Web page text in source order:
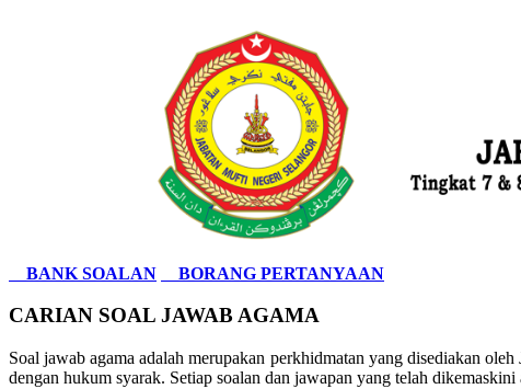
BANK SOALAN BORANG PERTANYAAN
CARIAN SOAL JAWAB AGAMA
Soal jawab agama adalah merupakan perkhidmatan yang disediakan
dengan hukum syarak. Setiap soalan dan jawapan yang telah